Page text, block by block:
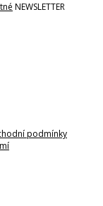
NEWSLETTER
podmínky